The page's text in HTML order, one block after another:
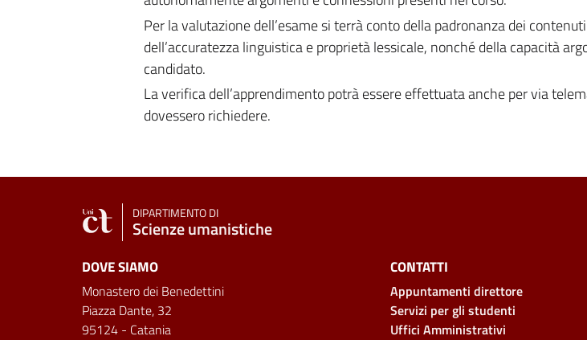
Per la valutazione dell’esame si terrà conto della padronanza dei
dell’accuratezza linguistica e proprietà lessicale, nonché della capacità
candidato.
La verifica dell’apprendimento potrà essere effettuata anche per via
dovessero richiedere.
DIPARTIMENTO DI
Scienze umanistiche
DOVE SIAMO
Monastero dei Benedettini
Piazza Dante, 32
95124 - Catania
CONTATTI
Appuntamenti direttore
Servizi per gli studenti
Uffici Amministrativi